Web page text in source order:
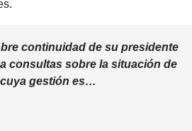
continuidad de su presidente
consultas sobre la situación de
gestión es…